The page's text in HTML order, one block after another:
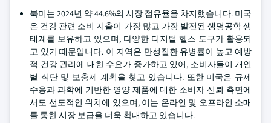
북미는 2024년 약 44.6%의 시장 점유율을 차지했습니다. 미국
은 건강 관련 소비 지출이 가장 많고 가장 발전된 생명공학 생
태계를 보유하고 있으며, 다양한 디지털 헬스 도구가 활용되
고 있기 때문입니다. 이 지역은 만성질환 유병률이 높고 예방
적 건강 관리에 대한 수요가 증가하고 있어, 소비자들이 개인
별 식단 및 보충제 계획을 찾고 있습니다. 또한 미국은 규제
수용과 과학에 기반한 영양 제품에 대한 소비자 신뢰 측면에
서도 선도적인 위치에 있으며, 이는 온라인 및 오프라인 소매
를 통한 시장 보급을 더욱 확대하고 있습니다.